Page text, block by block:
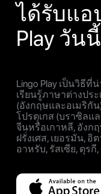
ได้รับแอ
Play วัน
Lingo Play เป็นวิธี
เรียนรู้ภาษาต่างปร
(อังกฤษและอเมริกัน
โปรตุเกส (บราซิลแ
จีนหรือเกาหลี, อังก
ฝรั่งเศส, เยอรมัน, อิ
อาหรับ, รัสเซีย, ตุร